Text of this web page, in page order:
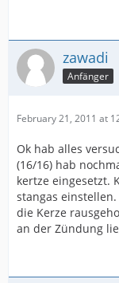
zawadi
Anfänger
February 21, 2011 at
Ok hab alles
(16/16) hab
kertze eingesetzt.
stangas
die Kerze
an der Zündung